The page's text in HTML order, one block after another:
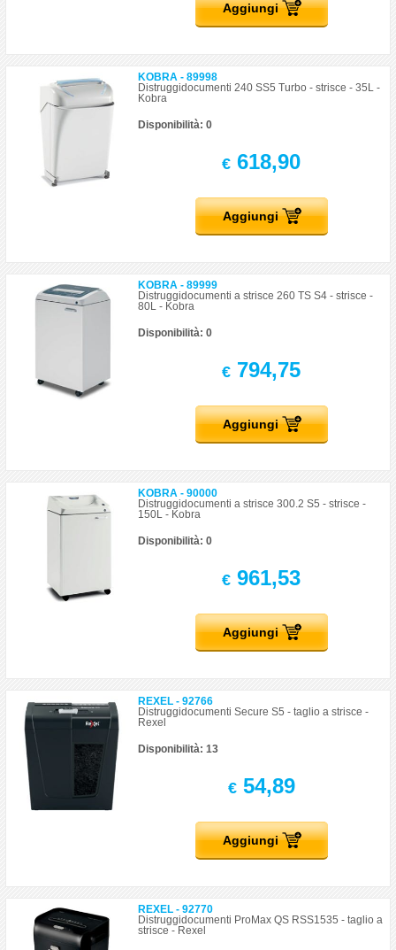
Aggiungi
KOBRA - 89998
Distruggidocumenti 240 SS5 Turbo - strisce - 35L -
Kobra
Disponibilità: 0
€ 618,90
Aggiungi
KOBRA - 89999
Distruggidocumenti a strisce 260 TS S4 - strisce -
80L - Kobra
Disponibilità: 0
€ 794,75
Aggiungi
KOBRA - 90000
Distruggidocumenti a strisce 300.2 S5 - strisce -
150L - Kobra
Disponibilità: 0
€ 961,53
Aggiungi
REXEL - 92766
Distruggidocumenti Secure S5 - taglio a strisce -
Rexel
Disponibilità: 13
€54,89
Aggiungi
REXEL - 92770
Distruggidocumenti ProMax QS RSS1535 - taglio a
strisce - Rexel